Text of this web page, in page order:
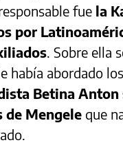
fue la
por
. Sobre ella
había abordado
Betina
de Mengele que